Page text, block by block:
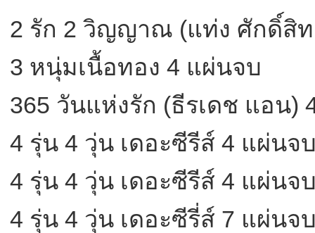
2 รัก 2 วิญญาณ (แท่ง ศักดิ์สิ
3 หนุ่มเนื้อทอง 4 แผ่นจบ
365 วันแห่งรัก (ธีรเดช แอน)
4 รุ่น 4 วุ่น เดอะซีรีส์ 4 แผ่นจ
4 รุ่น 4 วุ่น เดอะซีรีส์ 4 แผ่นจ
4 รุ่น 4 วุ่น เดอะซีรี่ส์ 7 แผ่นจ